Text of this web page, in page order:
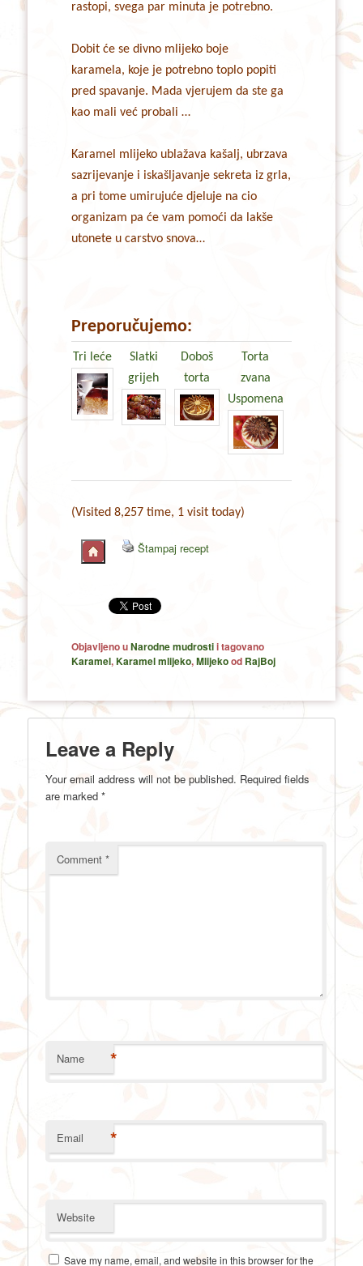
rastopi, svega par minuta je potrebno.
Dobit će se divno mlijeko boje
karamela, koje je potrebno toplo popiti
pred spavanje. Mada vjerujem da ste ga
kao mali već probali …
Karamel mlijeko ublažava kašalj, ubrzava
sazrijevanje i iskašljavanje sekreta iz grla,
a pri tome umirujuće djeluje na cio
organizam pa će vam pomoći da lakše
utonete u carstvo snova…
Preporučujemo:
Tri leće
Slatki
grijeh
Doboš
torta
Torta
zvana
Uspomena
(Visited 8,257 time, 1 visit today)
Štampaj recept
Objavljeno uNarodne mudrostii tagovano
Karamel,Karamel mlijeko,Mlijekood RajBoj
Leave a Reply
Your email address will not be published. Required fields
are marked*
Comment*
Name *
Email *
Website
Save my name, email, and website in this browser for the